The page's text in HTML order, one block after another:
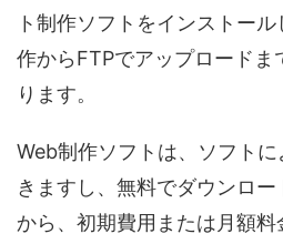
ト制作ソフトをインストー
作からFTPでアップロードま
ります。
Web制作ソフトは、ソフト
きますし、無料でダウンロ
から、初期費用または月額